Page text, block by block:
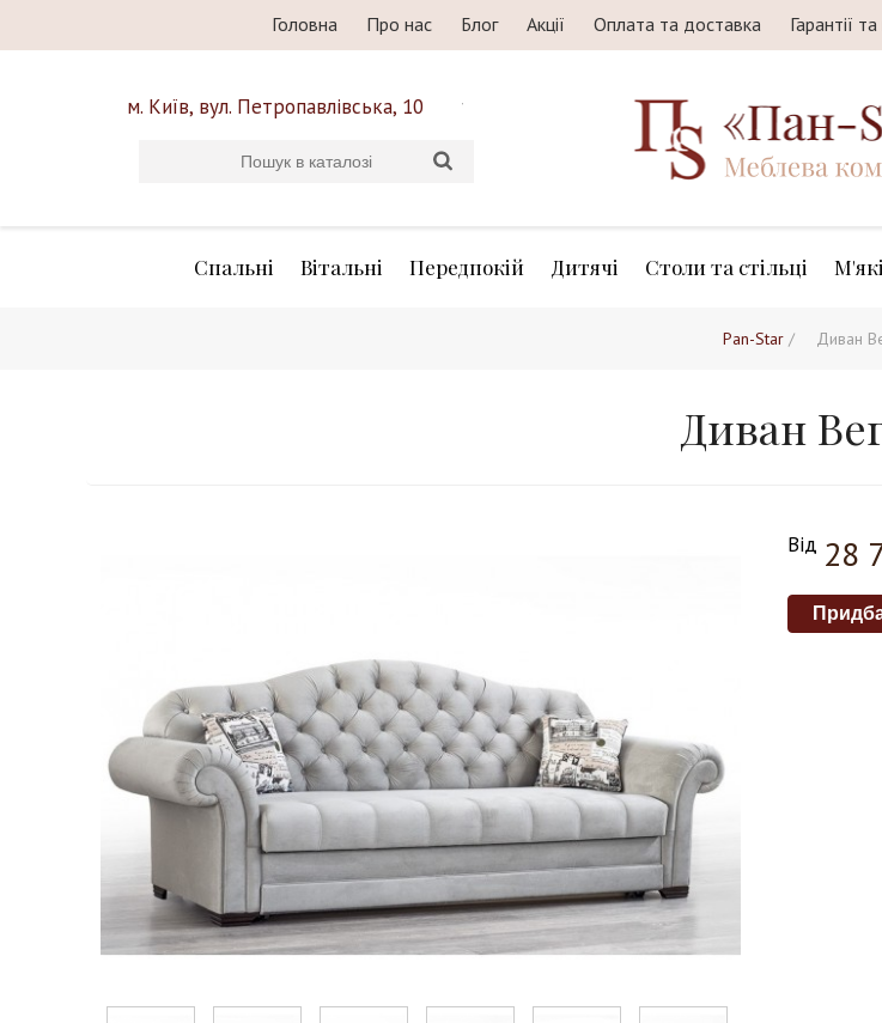
Головна Про нас Блог Акції Оплата та доставка Гарантії
м. Київ, вул. Петропавлівська, 10
Спальні Вітальні Передпокій Дитячі Столи та стільці
Pan-Star / Диван
Диван
Від 28